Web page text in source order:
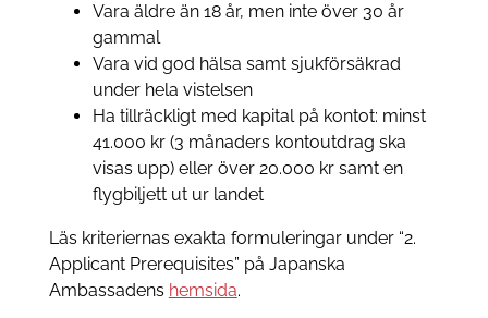
Vara äldre än 18 år, men inte över 30 år
gammal
Vara vid god hälsa samt sjukförsäkrad
under hela vistelsen
Ha tillräckligt med kapital på kontot: minst
41.000 kr (3 månaders kontoutdrag ska
visas upp) eller över 20.000 kr samt en
flygbiljett ut ur landet
Läs kriteriernas exakta formuleringar under “2.
Applicant Prerequisites” på Japanska
Ambassadens hemsida.